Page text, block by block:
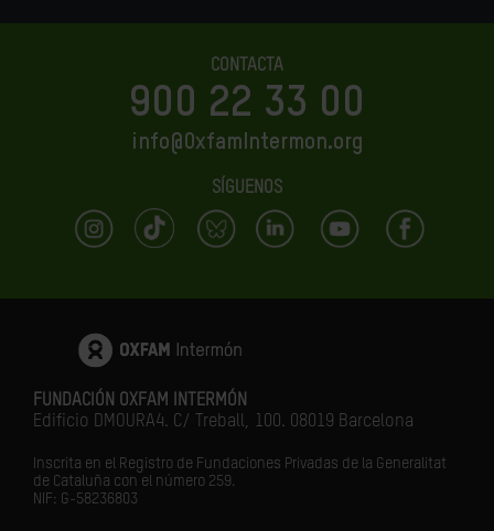
CONTACTA
900 22 33 00
info@OxfamIntermon.org
SÍGUENOS
FUNDACIÓN OXFAM INTERMÓN
Edificio DMOURA4. C/ Treball, 100. 08019 Barcelona
Inscrita en el Registro de Fundaciones Privadas de la Generalitat
de Cataluña con el número 259.
NIF: G-58236803